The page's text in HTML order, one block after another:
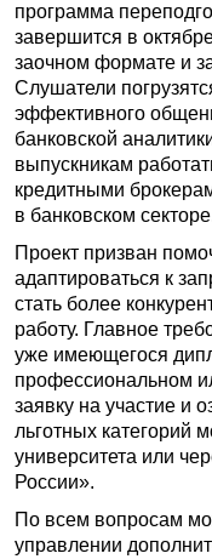
программа
завершится в
заочном формате и
Слушатели
эффективного
банковской
выпускникам
кредитными
в банковском
Проект призван
адаптироваться к
стать более
работу. Главное
уже имеющегося
профессиональном
заявку на участие и
льготных категорий
университета или
России».
По всем вопросам
управлении